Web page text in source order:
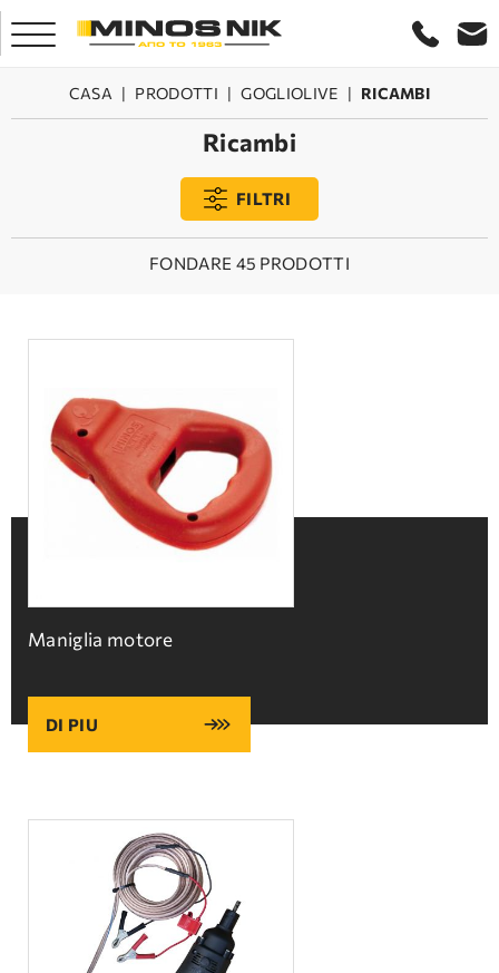
SERVIZIO
LASER CRETA
CONTATTO
DOMANDE FREQUENTI
CASA | PRODOTTI | GOGLIOLIVE | RICAMBI
Ricambi
FILTRI
MARCHE
FONDARE 45 PRODOTTI
Maniglia motore
DI PIU